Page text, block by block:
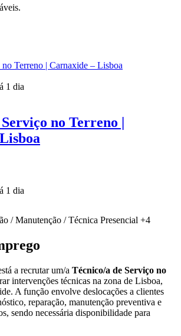
Terreno | Carnaxide – Lisboa
1 dia
no Terreno |
1 dia
/ Manutenção / Técnica Presencial +4
a recrutar um/a Técnico/a de Serviço no
intervenções técnicas na zona de Lisboa,
A função envolve deslocações a clientes
reparação, manutenção preventiva e
sendo necessária disponibilidade para